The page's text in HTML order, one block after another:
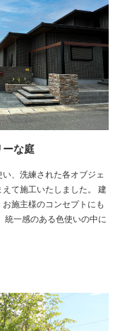
ーな庭
、洗練された各オブジェ
て施工いたしました。 建
施主様のコンセプトにも
統一感のある色使いの中に